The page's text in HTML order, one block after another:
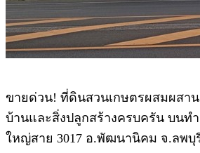
ขายด่วน! ที่ดินสวนเกษตรผสมผสา
บ้านและสิ่งปลูกสร้างครบครัน บนท
ใหญ่สาย 3017 อ.พัฒนานิคม จ.ลพบุ